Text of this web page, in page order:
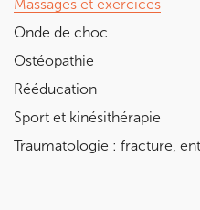
Massages et exercices
Onde de choc
Ostéopathie
Rééducation
Sport et kinésithérapie
Traumatologie : fracture,